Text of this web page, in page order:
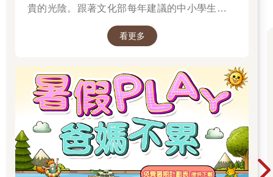
貴的光陰。跟著文化部每年建議的中小學生讀物
看更多